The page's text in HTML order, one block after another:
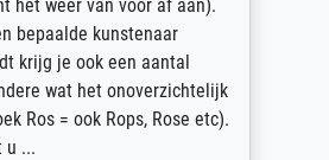
het weer van voor af aan).
bepaalde kunstenaar
krijg je ook een aantal
wat het onoverzichtelijk
Ros = ook Rops, Rose etc).
u ...